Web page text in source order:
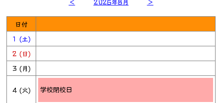
＜ 2026年8月 ＞
日付
1 (土)
2 (日)
3 (月)
4 (火) 学校閉校日